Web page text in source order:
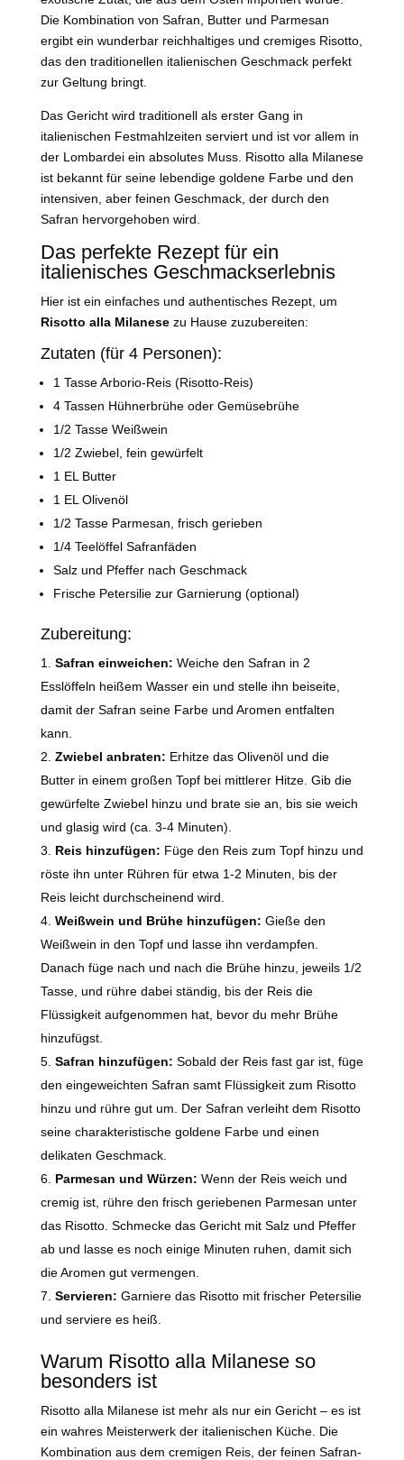
Die Kombination von Safran, Butter und Parmesan
ergibt ein wunderbar reichhaltiges und cremiges Risotto,
das den traditionellen italienischen Geschmack perfekt
zur Geltung bringt.
Das Gericht wird traditionell als erster Gang in
italienischen Festmahlzeiten serviert und ist vor allem in
der Lombardei ein absolutes Muss. Risotto alla Milanese
ist bekannt für seine lebendige goldene Farbe und den
intensiven, aber feinen Geschmack, der durch den
Safran hervorgehoben wird.
Das perfekte Rezept für ein
italienisches Geschmackserlebnis
Hier ist ein einfaches und authentisches Rezept, um
Risotto alla Milanesezu Hause zuzubereiten:
Zutaten (für 4 Personen):
1 Tasse Arborio-Reis (Risotto-Reis)
4 Tassen Hühnerbrühe oder Gemüsebrühe
1/2 Tasse Weißwein
1/2 Zwiebel, fein gewürfelt
1 EL Butter
1 EL Olivenöl
1/2 Tasse Parmesan, frisch gerieben
1/4 Teelöffel Safranfäden
Salz und Pfeffer nach Geschmack
Frische Petersilie zur Garnierung (optional)
Zubereitung:
Safran einweichen: Weiche den Safran in 2
Esslöffeln heißem Wasser ein und stelle ihn beiseite,
damit der Safran seine Farbe und Aromen entfalten
kann.
Zwiebel anbraten: Erhitze das Olivenöl und die
Butter in einem großen Topf bei mittlerer Hitze. Gib die
gewürfelte Zwiebel hinzu und brate sie an, bis sie weich
und glasig wird (ca. 3-4 Minuten).
Reis hinzufügen: Füge den Reis zum Topf hinzu und
röste ihn unter Rühren für etwa 1-2 Minuten, bis der
Reis leicht durchscheinend wird.
Weißwein und Brühe hinzufügen: Gieße den
Weißwein in den Topf und lasse ihn verdampfen.
Danach füge nach und nach die Brühe hinzu, jeweils 1/2
Tasse, und rühre dabei ständig, bis der Reis die
Flüssigkeit aufgenommen hat, bevor du mehr Brühe
hinzufügst.
Safran hinzufügen: Sobald der Reis fast gar ist, füge
den eingeweichten Safran samt Flüssigkeit zum Risotto
hinzu und rühre gut um. Der Safran verleiht dem Risotto
seine charakteristische goldene Farbe und einen
delikaten Geschmack.
Parmesan und Würzen: Wenn der Reis weich und
cremig ist, rühre den frisch geriebenen Parmesan unter
das Risotto. Schmecke das Gericht mit Salz und Pfeffer
ab und lasse es noch einige Minuten ruhen, damit sich
die Aromen gut vermengen.
Servieren: Garniere das Risotto mit frischer Petersilie
und serviere es heiß.
Warum Risotto alla Milanese so
besonders ist
Risotto alla Milanese ist mehr als nur ein Gericht – es ist
ein wahres Meisterwerk der italienischen Küche. Die
Kombination aus dem cremigen Reis, der feinen Safran-